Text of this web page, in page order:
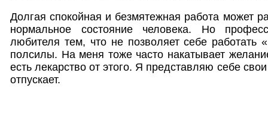
Долгая спокойная и безмятежная работа может
нормальное состояние человека. Но
любителя тем, что не позволяет себе работать
полсилы. На меня тоже часто накатывает
есть лекарство от этого. Я представляю себе
отпускает.